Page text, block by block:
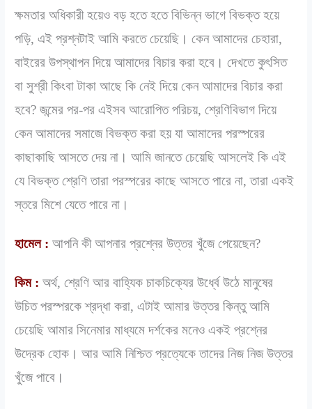
ক্ষমতার অধিকারী হয়েও বড় হতে হতে বিভিন্ন ভাগে বিভক্ত হয়ে
পড়ি, এই প্রশ্নটাই আমি করতে চেয়েছি। কেন আমাদের চেহারা,
বাইরের উপস্থাপন দিয়ে আমাদের বিচার করা হবে। দেখতে কুৎসিত
বা সুশ্রী কিংবা টাকা আছে কি নেই দিয়ে কেন আমাদের বিচার করা
হবে? জন্মের পর-পর এইসব আরোপিত পরিচয়, শ্রেণিবিভাগ দিয়ে
কেন আমাদের সমাজে বিভক্ত করা হয় যা আমাদের পরস্পরের
কাছাকাছি আসতে দেয় না। আমি জানতে চেয়েছি আসলেই কি এই
যে বিভক্ত শ্রেণি তারা পরস্পরের কাছে আসতে পারে না, তারা একই
স্তরে মিশে যেতে পারে না।
হামেল : আপনি কী আপনার প্রশ্নের উত্তর খুঁজে পেয়েছেন?
কিম : অর্থ, শ্রেণি আর বাহ্যিক চাকচিক্যের উর্ধ্বে উঠে মানুষের
উচিত পরস্পরকে শ্রদ্ধা করা, এটাই আমার উত্তর কিন্তু আমি
চেয়েছি আমার সিনেমার মাধ্যমে দর্শকের মনেও একই প্রশ্নের
উদ্রেক হোক। আর আমি নিশ্চিত প্রত্যেকে তাদের নিজ নিজ উত্তর
খুঁজে পাবে।